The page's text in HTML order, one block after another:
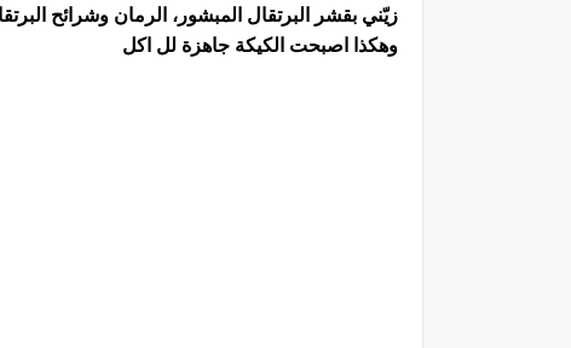
زيّني بقشر البرتقال المبشور، الرمان وشرائح
وهكذا اصبحت الكيكة جاهزة لل اكل